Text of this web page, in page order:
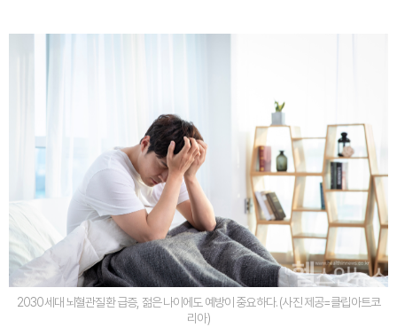
2030세대 뇌혈관질환 급증, 젊은 나이에도 예방이 중요하다. (사진 제공=클립아트코
리아)